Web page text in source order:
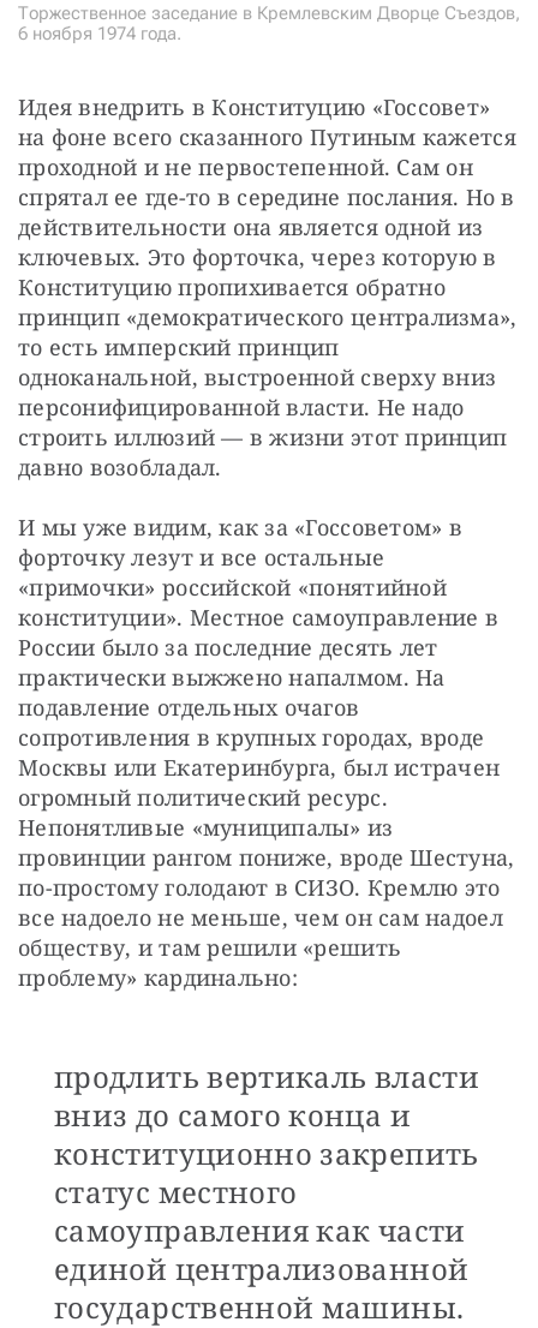
Торжественное заседание в Кремлевским Дворце Съездов,
6 ноября 1974 года.
Идея внедрить в Конституцию «Госсовет»
на фоне всего сказанного Путиным кажется
проходной и не первостепенной. Сам он
спрятал ее где-то в середине послания. Но в
действительности она является одной из
ключевых. Это форточка, через которую в
Конституцию пропихивается обратно
принцип «демократического централизма»,
то есть имперский принцип
одноканальной, выстроенной сверху вниз
персонифицированной власти. Не надо
строить иллюзий — в жизни этот принцип
давно возобладал.
И мы уже видим, как за «Госсоветом» в
форточку лезут и все остальные
«примочки» российской «понятийной
конституции». Местное самоуправление в
России было за последние десять лет
практически выжжено напалмом. На
подавление отдельных очагов
сопротивления в крупных городах, вроде
Москвы или Екатеринбурга, был истрачен
огромный политический ресурс.
Непонятливые «муниципалы» из
провинции рангом пониже, вроде Шестуна,
по-простому голодают в СИЗО. Кремлю это
все надоело не меньше, чем он сам надоел
обществу, и там решили «решить
проблему» кардинально:
продлить вертикаль власти
вниз до самого конца и
конституционно закрепить
статус местного
самоуправления как части
единой централизованной
государственной машины.